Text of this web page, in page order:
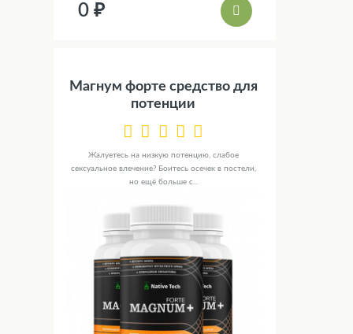
0 ₽
Магнум форте средство для
потенции
Жалуетесь на низкую потенцию, слабое
сексуальное влечение? Боитесь осечек в постели,
но ещё больше с...